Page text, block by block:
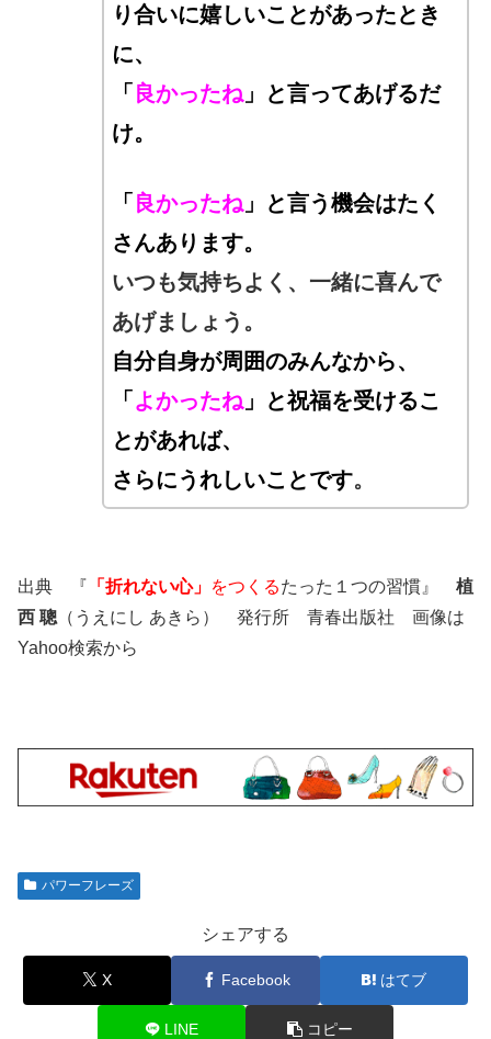
り合いに嬉しいことがあったとき
に、
「良かったね」と言ってあげるだ
け。
「良かったね」と言う機会はたく
さんあります。
いつも気持ちよく、一緒に喜んで
あげましょう。
自分自身が周囲のみんなから、
「よかったね」と祝福を受けるこ
とがあれば、
さらにうれしいことです。
出典 『 「折れない心」 をつくるたった１つの習慣』 植
西 聰 （うえにし あきら） 発行所 青春出版社 画像は
Yahoo検索から
パワーフレーズ
シェアする
X Facebook はてブ
LINE コピー